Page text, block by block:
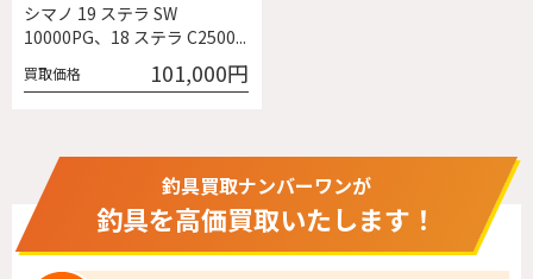
シマノ 19 ステラ SW
10000PG、18 ステラ C2500...
買取価格 101,000円
釣具買取ナンバーワンが
釣具を高価買取いたします！